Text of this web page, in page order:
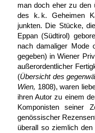
man doch eher zu den
des k. k. Geheimen
junkten. Die Stücke,
Eppan (Südtirol)
nach damaliger Mode
gegeben) in Wiener
außer­ordentlicher
(Über­sicht des
Wien, 1808), waren
ihren Autor zu einem
Kom­ponisten
genössischer
überall so ziemlich den